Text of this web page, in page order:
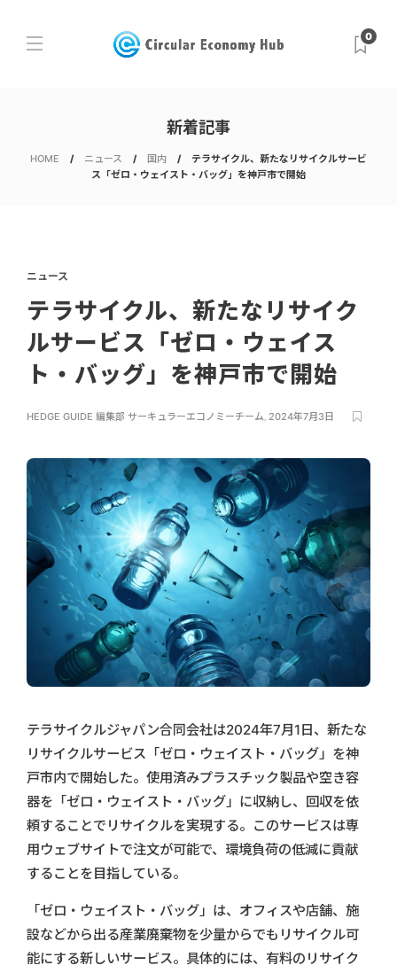
0
新着記事
HOME ニュース 国内
テラサイクル、新たなリサイクルサービ
ス「ゼロ・ウェイスト・バッグ」を神戸市で開始
ニュース
テラサイクル、新たなリサイク
ルサービス「ゼロ・ウェイス
ト・バッグ」を神戸市で開始
HEDGE GUIDE 編集部 サーキュラーエコノミーチーム, 2024年7月3日
テラサイクルジャパン合同会社は2024年7月1日、新たな
リサイクルサービス「ゼロ・ウェイスト・バッグ」を神
戸市内で開始した。使用済みプラスチック製品や空き容
器を「ゼロ・ウェイスト・バッグ」に収納し、回収を依
頼することでリサイクルを実現する。このサービスは専
用ウェブサイトで注文が可能で、環境負荷の低減に貢献
することを目指している。
「ゼロ・ウェイスト・バッグ」は、オフィスや店舗、施
設などから出る産業廃棄物を少量からでもリサイクル可
能にする新しいサービス。具体的には、有料のリサイク